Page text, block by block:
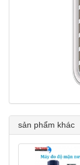
sản phẩm khác